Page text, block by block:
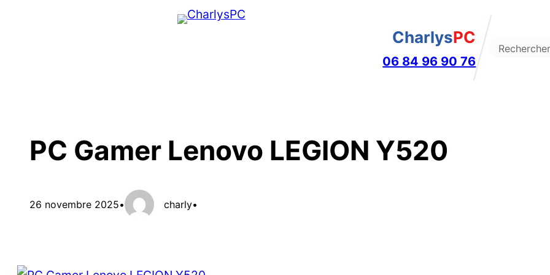
CharlysPC
06 84 96 90 76
Search
PC Gamer Lenovo LEGION Y520
26 novembre 2025• charly•